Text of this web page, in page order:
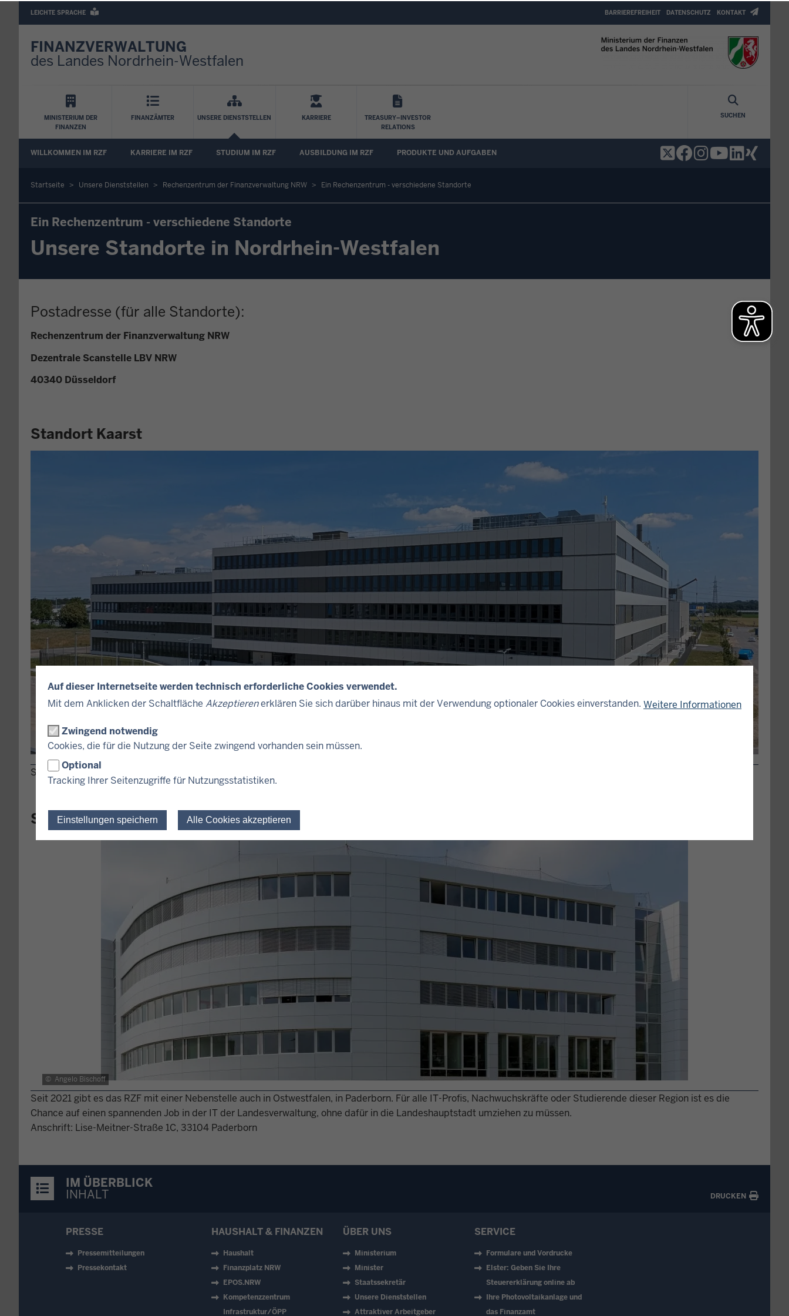
Auf dieser Internetseite werden technisch erforderliche Cookies verwendet.
Mit dem Anklicken der Schaltfläche Akzeptierenerklären Sie sich darüber hinaus mit der Verwendung optionaler Cookies einverstanden. Weitere Informationen
Zwingend notwendig
Cookies, die für die Nutzung der Seite zwingend vorhanden sein müssen.
Optional
Tracking Ihrer Seitenzugriffe für Nutzungsstatistiken.
Einstellungen speichern Alle Cookies akzeptieren
Sprachen
LEICHTE SPRACHE
Top
Menu
BARRIEREFREIHEIT DATENSCHUTZ KONTAKT
FINANZVERWALTUNG
des Landes Nordrhein-Westfalen
Hauptnavigation
MINISTERIUM DER
FINANZEN
FINANZÄMTER UNSERE DIENSTSTELLEN KARRIERE
TREASURY–INVESTOR
RELATIONS
SUCHEN
WILLKOMMEN IM RZF KARRIERE IM RZF STUDIUM IM RZF AUSBILDUNG IM RZF PRODUKTE UND AUFGABEN
Sie
befinden
sich
Startseite Unsere Dienststellen Rechenzentrum der Finanzverwaltung NRW Ein Rechenzentrum - verschiedene Standorte
Ein Rechenzentrum - verschiedene Standorte
Unsere Standorte in Nordrhein-Westfalen
Postadresse (für alle Standorte):
Rechenzentrum der Finanzverwaltung NRW
Dezentrale Scanstelle LBV NRW
40340 Düsseldorf
Standort Kaarst
Angelo Bischoff
Seit August 2026 ist Kaarst Standort des neuen, hochmodernen Rechenzentrums der Finanzverwaltung Nordrhein-Westfalen.
Standort Paderborn
© Angelo Bischoff
Seit 2021 gibt es das RZF mit einer Nebenstelle auch in Ostwestfalen, in Paderborn. Für alle IT-Profis, Nachwuchskräfte oder Studierende dieser Region ist es die
Chance auf einen spannenden Job in der IT der Landesverwaltung, ohne dafür in die Landeshauptstadt umziehen zu müssen.
Anschrift: Lise-Meitner-Straße 1C, 33104 Paderborn
IM ÜBERBLICK
INHALT DRUCKEN
PRESSE
Pressemitteilungen
Pressekontakt
HAUSHALT & FINANZEN
Haushalt
Finanzplatz NRW
EPOS.NRW
Kompetenzzentrum
Infrastruktur/ÖPP
ÜBER UNS
Ministerium
Minister
Staatssekretär
Unsere Dienststellen
Attraktiver Arbeitgeber
SERVICE
Formulare und Vordrucke
Elster: Geben Sie Ihre
Steuererklärung online ab
Ihre Photovoltaikanlage und
das Finanzamt